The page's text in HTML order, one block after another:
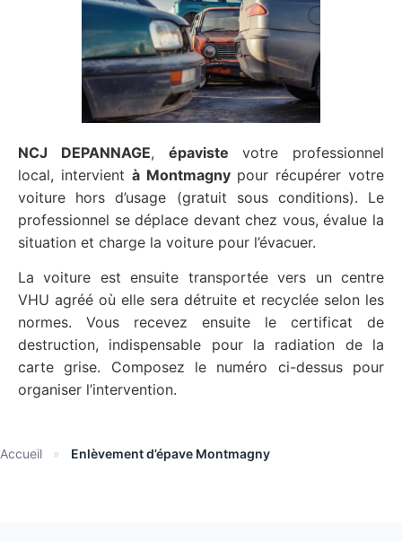
NCJ DEPANNAGE, épaviste votre professionnel
local, intervient à Montmagnypour récupérer votre
voiture hors d’usage (gratuit sous conditions). Le
professionnel se déplace devant chez vous, évalue la
situation et charge la voiture pour l’évacuer.
La voiture est ensuite transportée vers un centre
VHU agréé où elle sera détruite et recyclée selon les
normes. Vous recevez ensuite le certificat de
destruction, indispensable pour la radiation de la
carte grise. Composez le numéro ci-dessus pour
organiser l’intervention.
Accueil » Enlèvement d’épave Montmagny